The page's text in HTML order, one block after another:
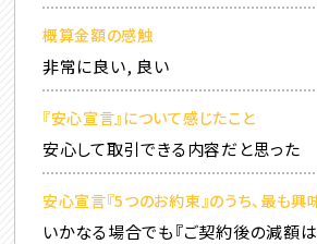
概算金額の感触
非常に良い, 良い
『安心宣言』について感じたこと
安心して取引できる内容だと思った
安心宣言『5つのお約束』のうち、最も興
いかなる場合でも『ご契約後の減額